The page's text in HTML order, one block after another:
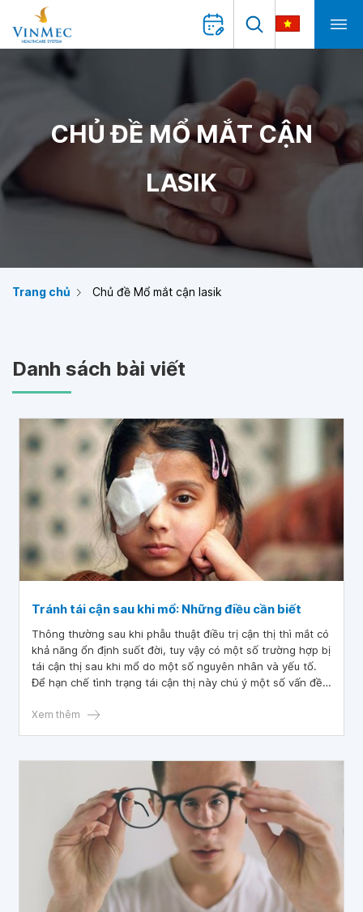
CHỦ ĐỀ MỔ MẮT CẬN
LASIK
Trang chủ Chủ đề Mổ mắt cận lasik
Danh sách bài viết
Tránh tái cận sau khi mổ: Những điều cần biết
Thông thường sau khi phẫu thuật điều trị cận thị thì mắt có
khả năng ổn định suốt đời, tuy vậy có một số trường hợp bị
tái cận thị sau khi mổ do một số nguyên nhân và yếu tố.
Để hạn chế tình trạng tái cận thị này chú ý một số vấn đề
Xem thêm